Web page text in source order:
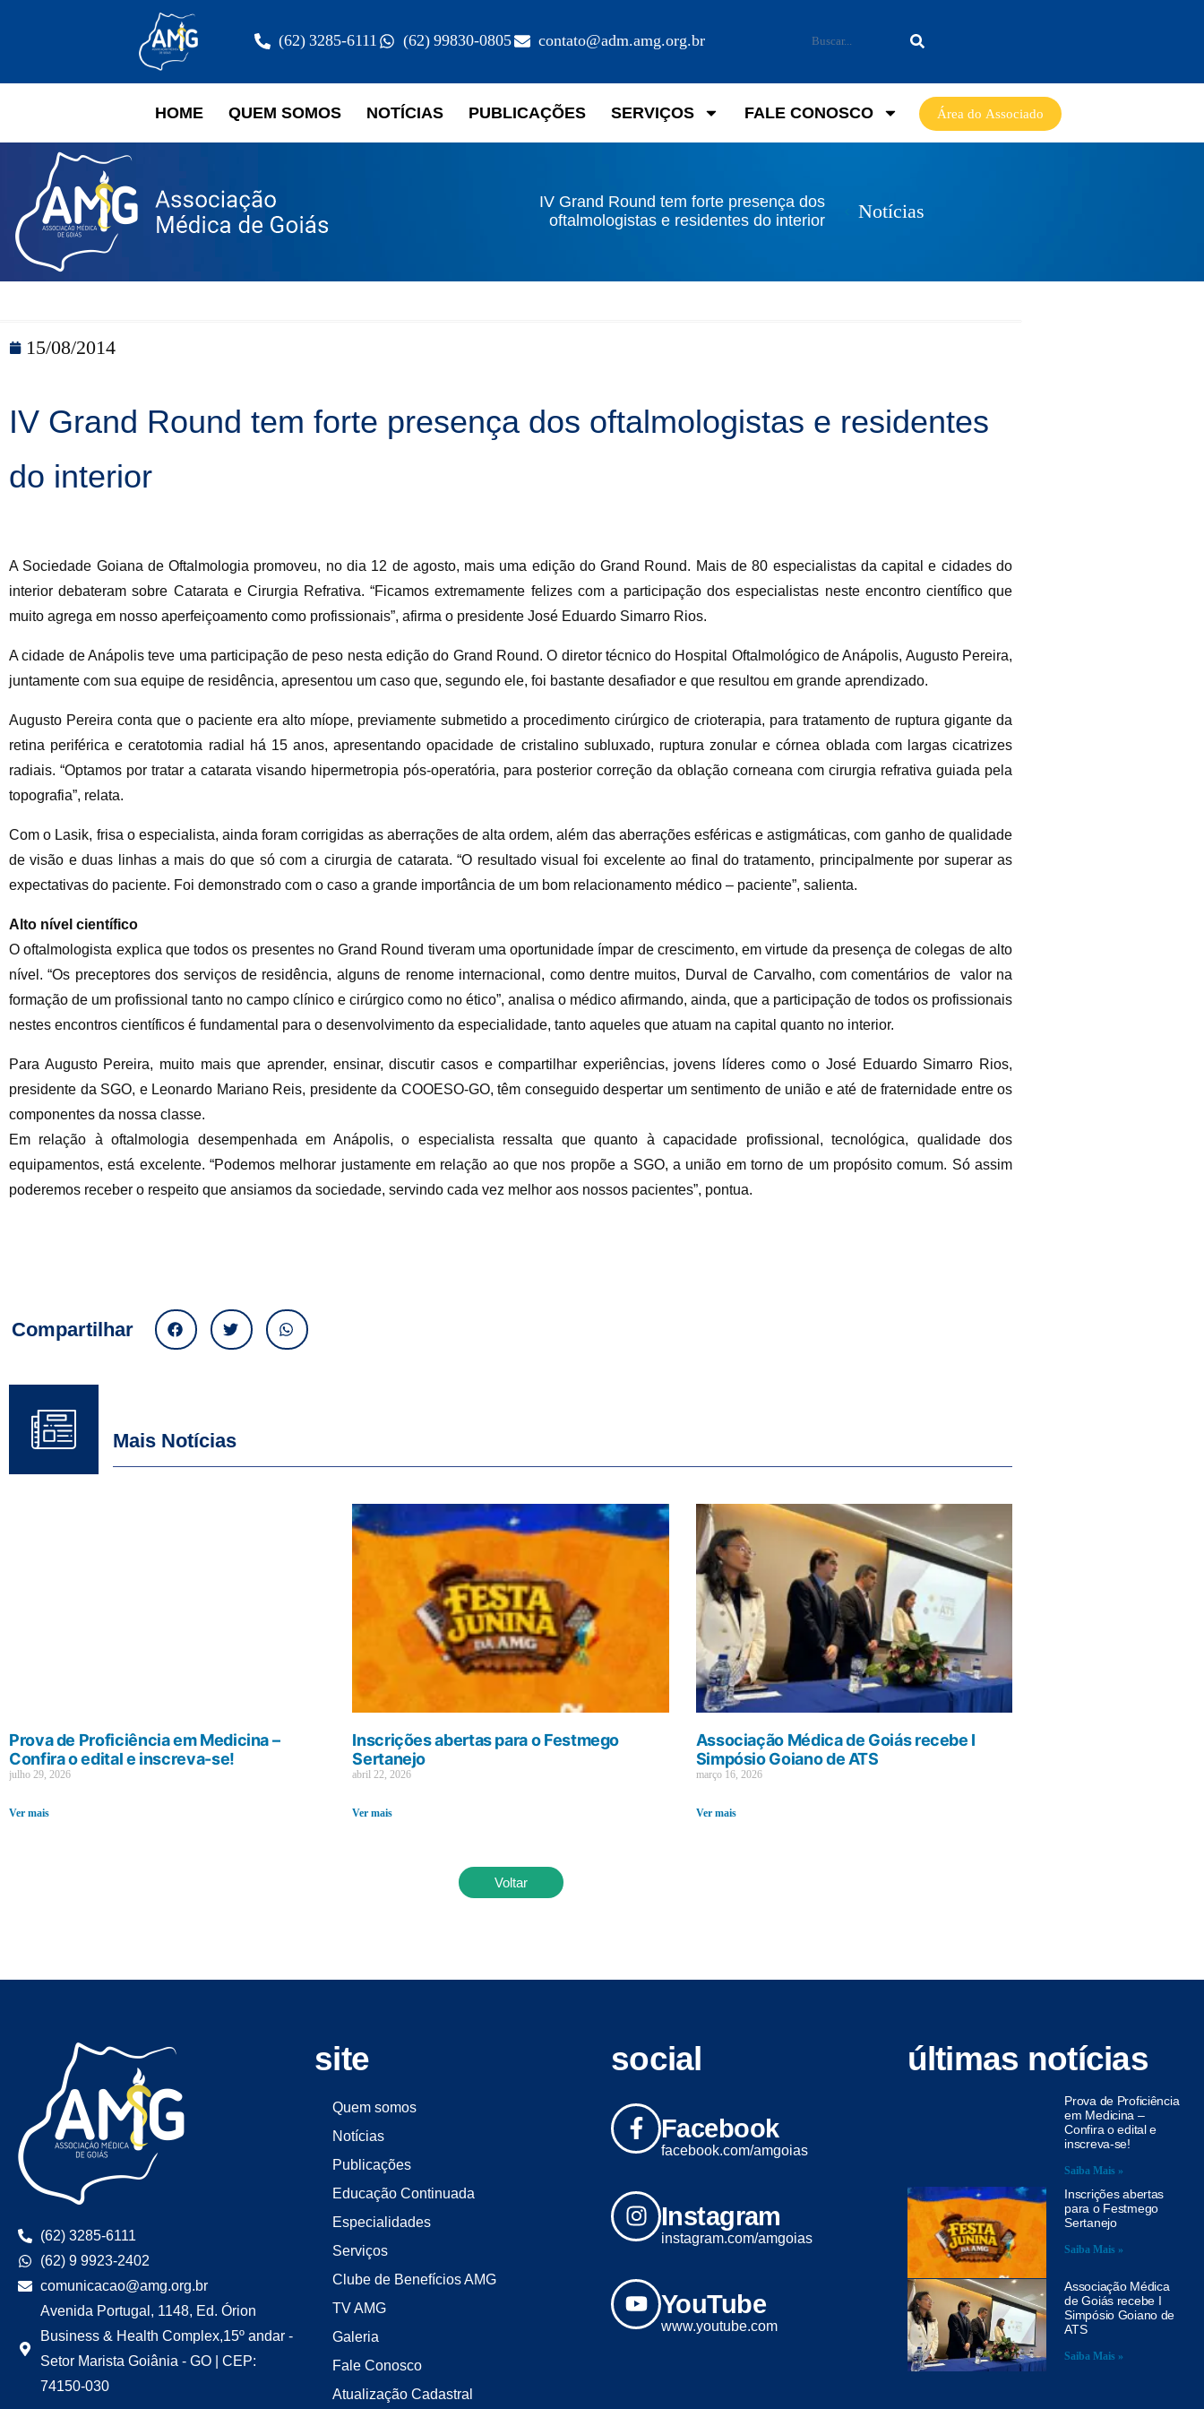
(62) 3285-6111 (62) 99830-0805 contato@adm.amg.org.br
HOME QUEM SOMOS NOTÍCIAS PUBLICAÇÕES SERVIÇOS FALE CONOSCO Área do Associado
IV Grand Round tem forte presença dos
oftalmologistas e residentes do interior
Notícias
15/08/2014
IV Grand Round tem forte presença dos oftalmologistas e residentes
do interior
A Sociedade Goiana de Oftalmologia promoveu, no dia 12 de agosto, mais uma edição do Grand Round. Mais de 80 especialistas da capital e cidades do
interior debateram sobre Catarata e Cirurgia Refrativa. “Ficamos extremamente felizes com a participação dos especialistas neste encontro científico que
muito agrega em nosso aperfeiçoamento como profissionais”, afirma o presidente José Eduardo Simarro Rios.
A cidade de Anápolis teve uma participação de peso nesta edição do Grand Round. O diretor técnico do Hospital Oftalmológico de Anápolis, Augusto Pereira,
juntamente com sua equipe de residência, apresentou um caso que, segundo ele, foi bastante desafiador e que resultou em grande aprendizado.
Augusto Pereira conta que o paciente era alto míope, previamente submetido a procedimento cirúrgico de crioterapia, para tratamento de ruptura gigante da
retina periférica e ceratotomia radial há 15 anos, apresentando opacidade de cristalino subluxado, ruptura zonular e córnea oblada com largas cicatrizes
radiais. “Optamos por tratar a catarata visando hipermetropia pós-operatória, para posterior correção da oblação corneana com cirurgia refrativa guiada pela
topografia”, relata.
Com o Lasik, frisa o especialista, ainda foram corrigidas as aberrações de alta ordem, além das aberrações esféricas e astigmáticas, com ganho de qualidade
de visão e duas linhas a mais do que só com a cirurgia de catarata. “O resultado visual foi excelente ao final do tratamento, principalmente por superar as
expectativas do paciente. Foi demonstrado com o caso a grande importância de um bom relacionamento médico – paciente”, salienta.
Alto nível científico
O oftalmologista explica que todos os presentes no Grand Round tiveram uma oportunidade ímpar de crescimento, em virtude da presença de colegas de alto
nível. “Os preceptores dos serviços de residência, alguns de renome internacional, como dentre muitos, Durval de Carvalho, com comentários de valor na
formação de um profissional tanto no campo clínico e cirúrgico como no ético”, analisa o médico afirmando, ainda, que a participação de todos os profissionais
nestes encontros científicos é fundamental para o desenvolvimento da especialidade, tanto aqueles que atuam na capital quanto no interior.
Para Augusto Pereira, muito mais que aprender, ensinar, discutir casos e compartilhar experiências, jovens líderes como o José Eduardo Simarro Rios,
presidente da SGO, e Leonardo Mariano Reis, presidente da COOESO-GO, têm conseguido despertar um sentimento de união e até de fraternidade entre os
componentes da nossa classe.
Em relação à oftalmologia desempenhada em Anápolis, o especialista ressalta que quanto à capacidade profissional, tecnológica, qualidade dos
equipamentos, está excelente. “Podemos melhorar justamente em relação ao que nos propõe a SGO, a união em torno de um propósito comum. Só assim
poderemos receber o respeito que ansiamos da sociedade, servindo cada vez melhor aos nossos pacientes”, pontua.
Compartilhar
Mais Notícias
Prova de Proficiência em Medicina –
Confira o edital e inscreva-se!
julho 29, 2026
Ver mais
Inscrições abertas para o Festmego
Sertanejo
abril 22, 2026
Ver mais
Associação Médica de Goiás recebe I
Simpósio Goiano de ATS
março 16, 2026
Ver mais
Voltar
(62) 3285-6111
(62) 9 9923-2402
comunicacao@amg.org.br
Avenida Portugal, 1148, Ed. Órion
Business & Health Complex,15º andar -
Setor Marista Goiânia - GO | CEP:
74150-030
site
Quem somos
Notícias
Publicações
Educação Continuada
Especialidades
Serviços
Clube de Benefícios AMG
TV AMG
Galeria
Fale Conosco
Atualização Cadastral
social
Facebook
facebook.com/amgoias
Instagram
instagram.com/amgoias
YouTube
www.youtube.com
últimas notícias
Prova de Proficiência
em Medicina –
Confira o edital e
inscreva-se!
Saiba Mais »
Inscrições abertas
para o Festmego
Sertanejo
Saiba Mais »
Associação Médica
de Goiás recebe I
Simpósio Goiano de
ATS
Saiba Mais »